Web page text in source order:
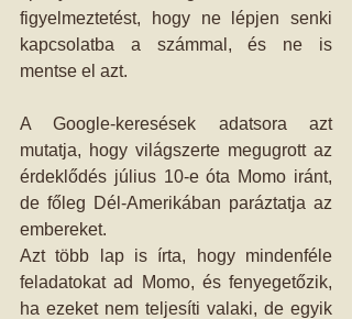
figyelmeztetést, hogy ne lépjen senki
kapcsolatba a számmal, és ne is
mentse el azt.
A Google-keresések adatsora azt
mutatja, hogy világszerte megugrott az
érdeklődés július 10-e óta Momo iránt,
de főleg Dél-Amerikában paráztatja az
embereket.
Azt több lap is írta, hogy mindenféle
feladatokat ad Momo, és fenyegetőzik,
ha ezeket nem teljesíti valaki, de egyik